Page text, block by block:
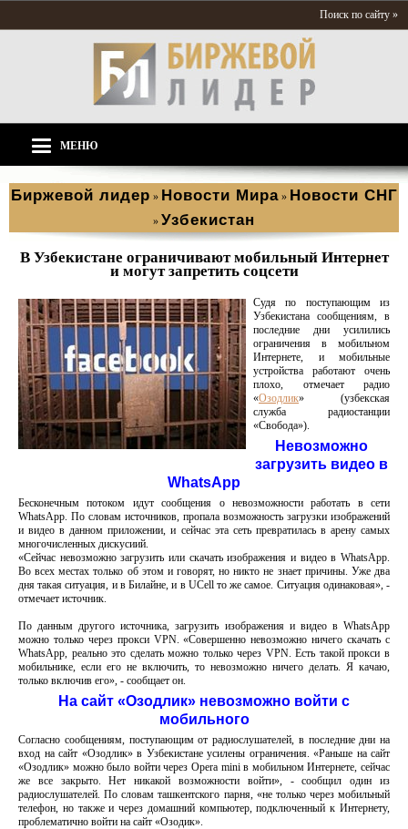
Поиск по сайту »
МЕНЮ
Биржевой лидер » Новости Мира » Новости СНГ
» Узбекистан
В Узбекистане ограничивают мобильный Интернет
и могут запретить соцсети
Судя по поступающим из
Узбекистана сообщениям, в
последние дни усилились
ограничения в мобильном
Интернете, и мобильные
устройства работают очень
плохо, отмечает радио
«Озодлик» (узбекская
служба радиостанции
«Свобода»).
Невозможно
загрузить видео в
WhatsApp
Бесконечным потоком идут сообщения о невозможности работать в сети
WhatsApp. По словам источников, пропала возможность загрузки изображений
и видео в данном приложении, и сейчас эта сеть превратилась в арену самых
многочисленных дискусиий.
«Сейчас невозможно загрузить или скачать изображения и видео в WhatsApp.
Во всех местах только об этом и говорят, но никто не знает причины. Уже два
дня такая ситуация, и в Билайне, и в UCell то же самое. Ситуация одинаковая», -
отмечает источник.
По данным другого источника, загрузить изображения и видео в WhatsApp
можно только через прокси VPN. «Совершенно невозможно ничего скачать с
WhatsApp, реально это сделать можно только через VPN. Есть такой прокси в
мобильнике, если его не включить, то невозможно ничего делать. Я качаю,
только включив его», - сообщает он.
На сайт «Озодлик» невозможно войти с
мобильного
Согласно сообщениям, поступающим от радиослушателей, в последние дни на
вход на сайт «Озодлик» в Узбекистане усилены ограничения. «Раньше на сайт
«Озодлик» можно было войти через Opera mini в мобильном Интернете, сейчас
же все закрыто. Нет никакой возможности войти», - сообщил один из
радиослушателей. По словам ташкентского парня, «не только через мобильный
телефон, но также и через домашний компьютер, подключенный к Интернету,
проблематично войти на сайт «Озодик».